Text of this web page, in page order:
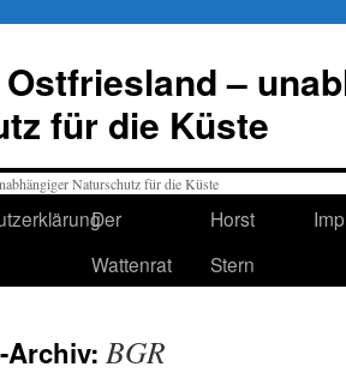
–
für die Küste
Der
Wattenrat
Horst
Stern
Archiv: BGR